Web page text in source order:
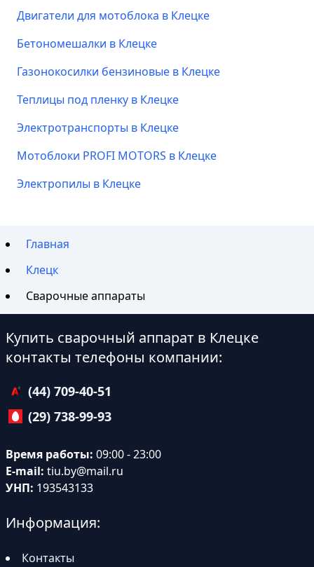
Двигатели для мотоблока в Клецке
Бетономешалки в Клецке
Газонокосилки бензиновые в Клецке
Теплицы под пленку в Клецке
Электротранспорты в Клецке
Мотоблоки PROFI MOTORS в Клецке
Электропилы в Клецке
Главная
Клецк
Сварочные аппараты
Купить сварочный аппарат в Клецке
контакты телефоны компании:
(44) 709-40-51
(29) 738-99-93
Время работы: 09:00 - 23:00
E-mail: tiu.by@mail.ru
УНП: 193543133
Информация:
Контакты